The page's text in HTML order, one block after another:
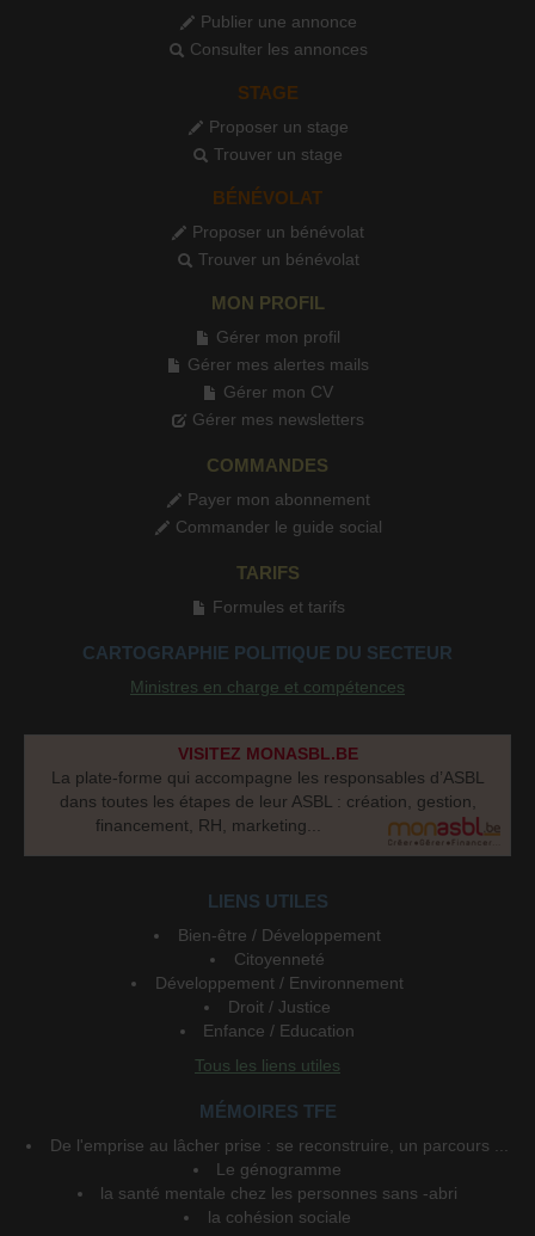
Publier une annonce
Consulter les annonces
STAGE
Proposer un stage
Trouver un stage
BÉNÉVOLAT
Proposer un bénévolat
Trouver un bénévolat
MON PROFIL
Gérer mon profil
Gérer mes alertes mails
Gérer mon CV
Gérer mes newsletters
COMMANDES
Payer mon abonnement
Commander le guide social
TARIFS
Formules et tarifs
CARTOGRAPHIE POLITIQUE DU SECTEUR
Ministres en charge et compétences
VISITEZ MONASBL.BE
La plate-forme qui accompagne les responsables d’ASBL
dans toutes les étapes de leur ASBL : création, gestion,
financement, RH, marketing...
LIENS UTILES
Bien-être / Développement
Citoyenneté
Développement / Environnement
Droit / Justice
Enfance / Education
Tous les liens utiles
MÉMOIRES TFE
De l'emprise au lâcher prise : se reconstruire, un parcours ...
Le génogramme
la santé mentale chez les personnes sans -abri
la cohésion sociale